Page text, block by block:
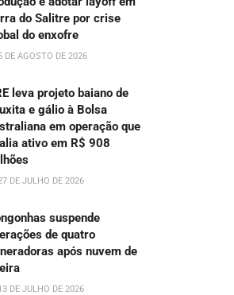
do Salitre por crise
do enxofre
DE AGOSTO DE 2026
leva projeto baiano de
e gálio à Bolsa
em operação que
ativo em R$ 908
DE JULHO DE 2026
suspende
de quatro
após nuvem de
DE JULHO DE 2026